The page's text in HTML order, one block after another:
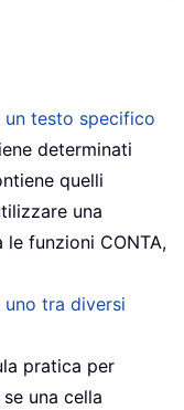
un testo specifico
determinati
quelli
una
funzioni CONTA,
uno tra diversi
pratica per
una cella